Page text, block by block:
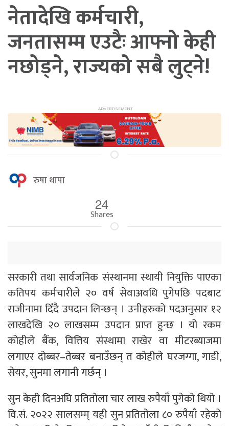
नेतादेखि कर्मचारी,
जनतासम्म एउटैः आफ्नो केही
नछोड्ने, राज्यको सबै लुट्ने!
रुषा थापा
24
Shares
सरकारी तथा सार्वजनिक संस्थानमा स्थायी नियुक्ति पाएका
कतिपय कर्मचारीले २० वर्ष सेवाअवधि पुगेपछि पदबाट
राजीनामा दिँदै उपदान लिन्छन् । उनीहरुको पदअनुसार १२
लाखदेखि २० लाखसम्म उपदान प्राप्त हुन्छ । यो रकम
कोहीले बैंक, वित्तिय संस्थामा राखेर वा मीटरब्याजमा
लगाएर दोब्बर–तेब्बर बनाउँछन् त कोहीले घरजग्गा, गाडी,
सेयर, सुनमा लगानी गर्छन् ।
सुन केही दिनअघि प्रतितोला चार लाख रुपैयाँ पुगेको थियो ।
वि.सं. २०२२ सालसम्म् यही सुन प्रतितोला ८० रुपैयाँ रहेको